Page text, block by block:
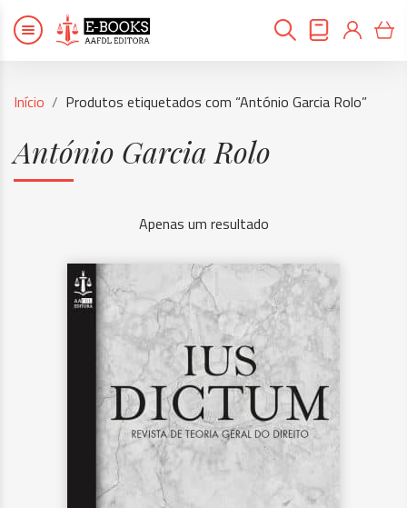
Início Produtos etiquetados com “António Garcia Rolo”
António Garcia Rolo
Apenas um resultado